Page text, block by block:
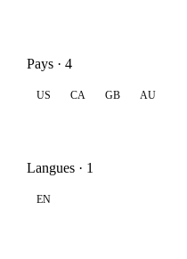
Pays · 4
US CA GB AU
Langues · 1
EN